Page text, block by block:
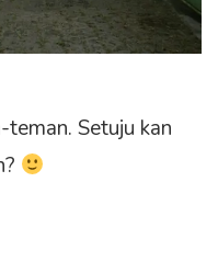
Setuju kan